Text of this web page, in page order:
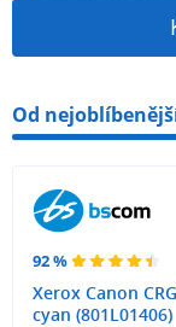
Od
92 %
Xerox Canon
cyan (801L01406)